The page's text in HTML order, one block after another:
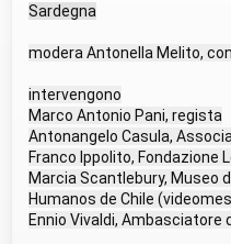
Sardegna
modera Antonella Melito,
intervengono
Marco Antonio Pani, regista
Antonangelo Casula,
Franco Ippolito, Fondazione
Marcia Scantlebury, Museo
Humanos de Chile
Ennio Vivaldi, Ambasciatore